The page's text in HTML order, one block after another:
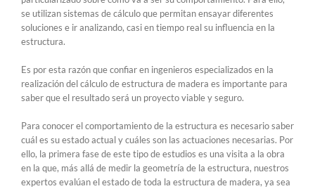
se utilizan sistemas de cálculo que permitan ensayar diferentes
soluciones e ir analizando, casi en tiempo real su influencia en la
estructura.
Es por esta razón que confiar en ingenieros especializados en la
realización del cálculo de estructura de madera es importante para
saber que el resultado será un proyecto viable y seguro.
Para conocer el comportamiento de la estructura es necesario saber
cuál es su estado actual y cuáles son las actuaciones necesarias. Por
ello, la primera fase de este tipo de estudios es una visita a la obra
en la que, más allá de medir la geometría de la estructura, nuestros
expertos evalúan el estado de toda la estructura de madera, ya sea